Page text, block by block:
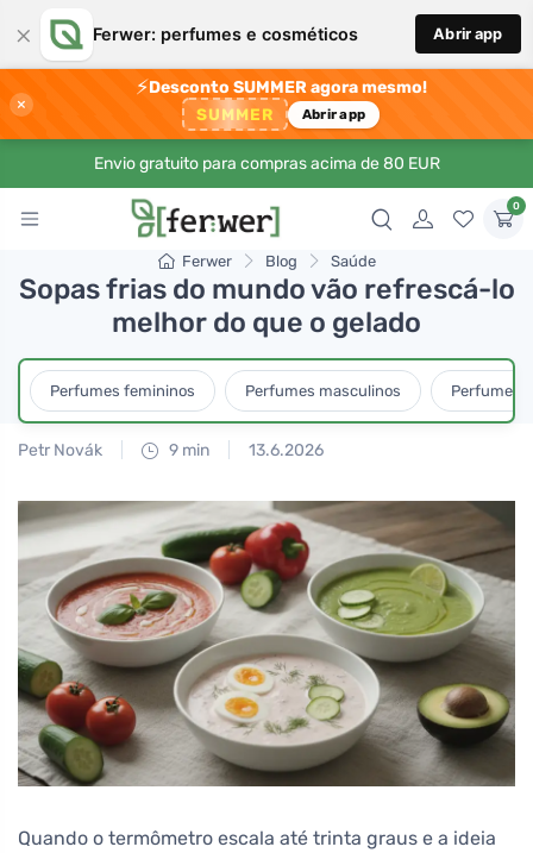
× Ferwer: perfumes e cosméticos Abrir app
×
⚡Desconto SUMMER agora mesmo!
SUMMER Abrir app
Envio gratuito para compras acima de 80 EUR
0
Ferwer Blog Saúde
Sopas frias do mundo vão refrescá-lo
melhor do que o gelado
Perfumes femininos Perfumes masculinos Perfumes
Petr Novák 9 min 13.6.2026
Quando o termômetro escala até trinta graus e a ideia